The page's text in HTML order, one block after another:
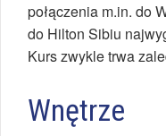
połączenia m.in. do
do Hilton Sibiu
Kurs zwykle trwa
Wnętrze